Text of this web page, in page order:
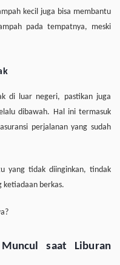
kecil juga bisa membantu
pada tempatnya, meski
di luar negeri, pastikan juga
dibawah. Hal ini termasuk
perjalanan yang sudah
yang tidak diinginkan, tindak
ketiadaan berkas.
saat Liburan